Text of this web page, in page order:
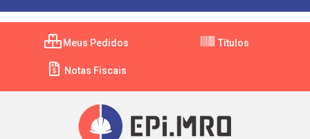
Meus Pedidos Títulos
Notas Fiscais